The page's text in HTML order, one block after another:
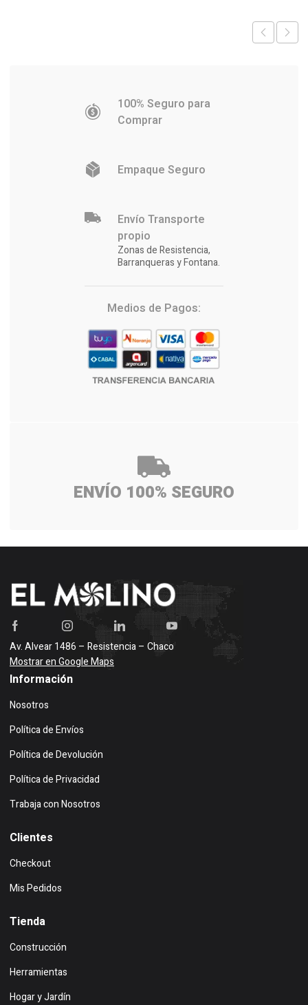
100% Seguro para
Comprar
Empaque Seguro
Envío Transporte
propio
Zonas de Resistencia,
Barranqueras y Fontana.
Medios de Pagos:
ENVÍO 100% SEGURO
Av. Alvear 1486 – Resistencia – Chaco
Mostrar en Google Maps
Información
Nosotros
Política de Envíos
Política de Devolución
Política de Privacidad
Trabaja con Nosotros
Clientes
Checkout
Mis Pedidos
Tienda
Construcción
Herramientas
Hogar y Jardín